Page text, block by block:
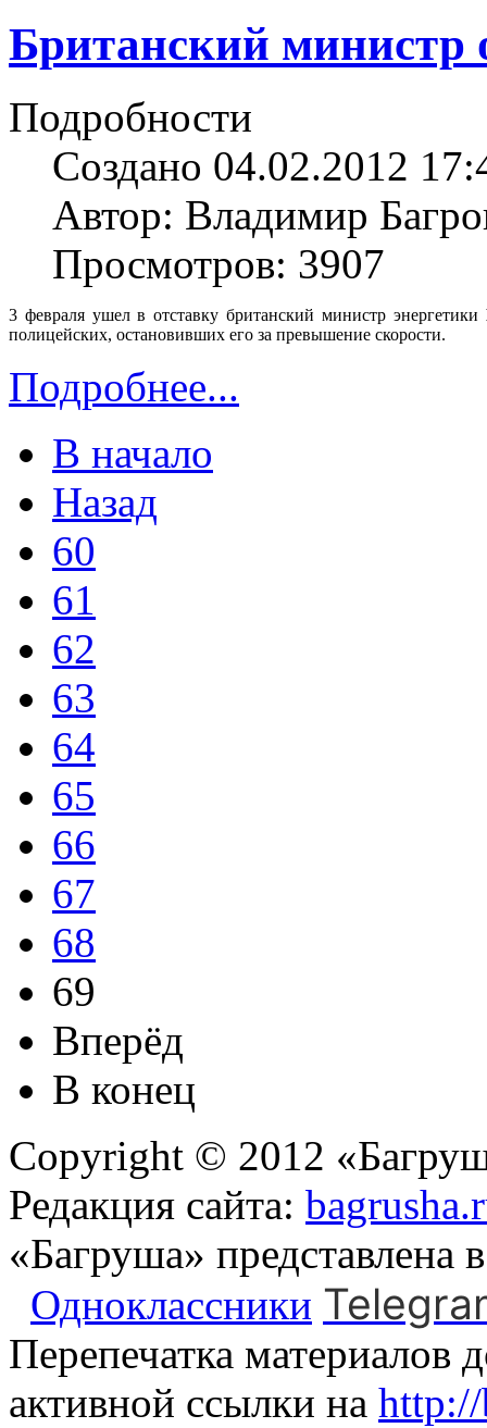
Британский министр
Подробности
Создано 04.02.2012
Автор: Владимир
Просмотров: 3907
3 февраля ушел в отставку британский министр энергетики
полицейских, остановивших его за превышение скорости.
Подробнее...
В начало
Назад
60
61
62
63
64
65
66
67
68
69
Вперёд
В конец
Copyright © 2012
Редакция сайта:
«Багруша» представлена
Одноклассники
Перепечатка материалов
активной ссылки на http://